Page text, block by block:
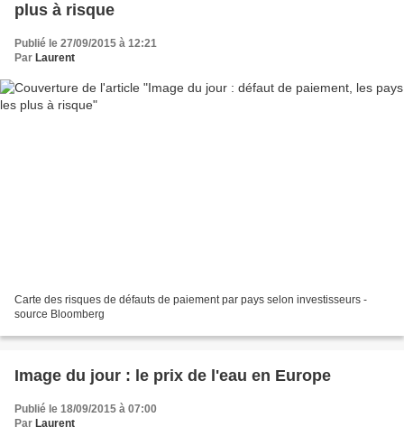
plus à risque
Publié le 27/09/2015 à 12:21
Par Laurent
Carte des risques de défauts de paiement par pays selon investisseurs -
source Bloomberg
Image du jour : le prix de l'eau en Europe
Publié le 18/09/2015 à 07:00
Par Laurent